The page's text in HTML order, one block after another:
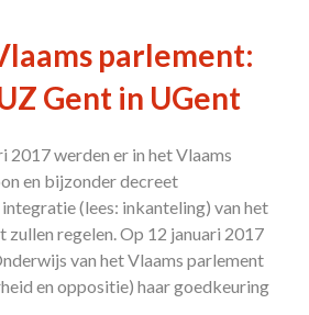
parlement:
Gent in UGent
2017 werden er in het Vlaams
en bijzonder decreet
(lees: inkanteling) van het
zullen regelen. Op 12 januari 2017
van het Vlaams parlement
en oppositie) haar goedkeuring